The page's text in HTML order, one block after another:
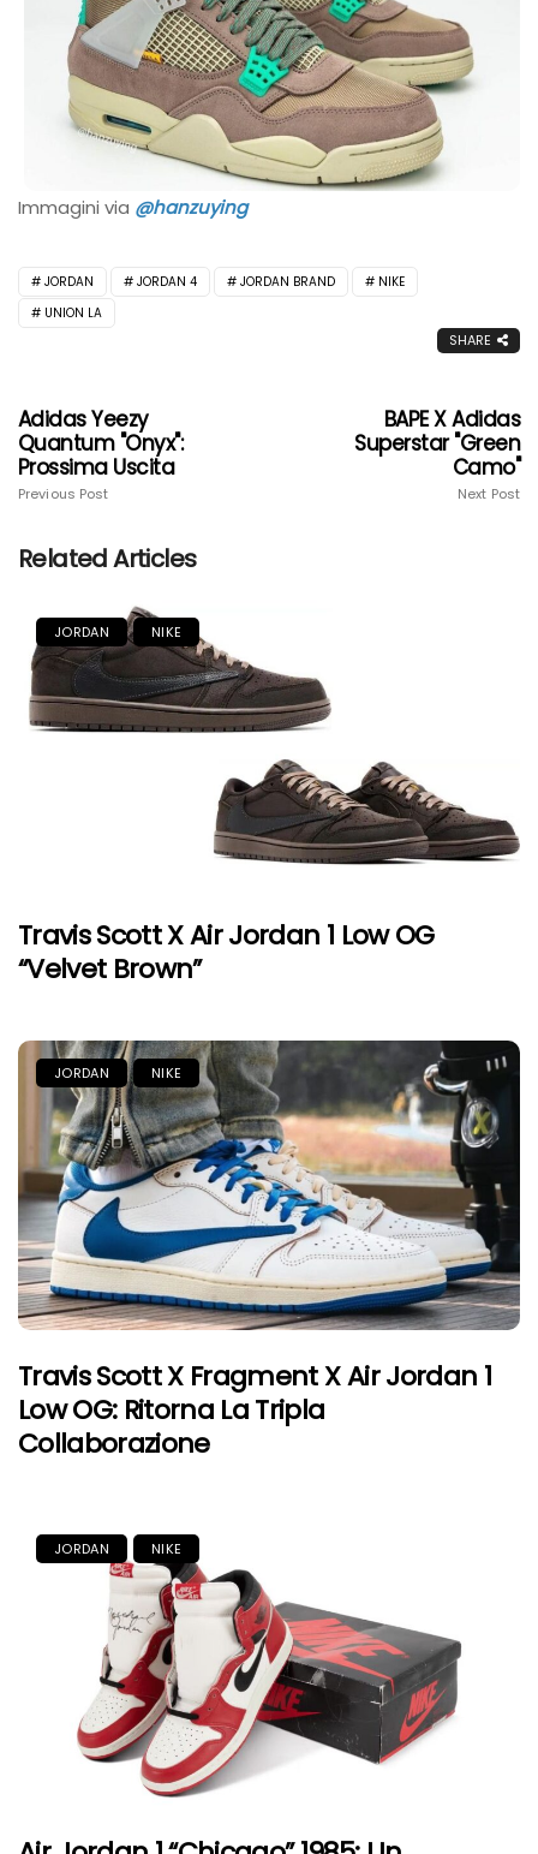
Immagini via @hanzuying
JORDAN JORDAN 4 JORDAN BRAND
NIKE
UNION LA
SHARE
Adidas Yeezy
Quantum "Onyx":
Prossima Uscita
Previous Post
BAPE X Adidas
Superstar "Green
Camo"
Next Post
Related Articles
JORDAN NIKE
Travis Scott X Air Jordan 1 Low OG
“Velvet Brown”
JORDAN NIKE
Travis Scott X Fragment X Air Jordan 1
Low OG: Ritorna La Tripla
Collaborazione
JORDAN NIKE